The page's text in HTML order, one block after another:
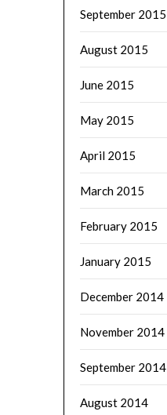
September 2015
August 2015
June 2015
May 2015
April 2015
March 2015
February 2015
January 2015
December 2014
November 2014
September 2014
August 2014